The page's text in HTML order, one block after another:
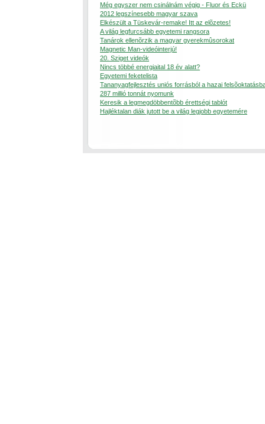
Még egyszer nem csinálnám végig - Fluor és Eckü
2012 legszínesebb magyar szava
Elkészült a Tüskevár-remake! Itt az elõzetes!
A világ legfurcsább egyetemi rangsora
Tanárok ellenõrzik a magyar gyerekmûsorokat
Magnetic Man-videóinterjú!
20. Sziget videók
Nincs többé energiaital 18 év alatt?
Egyetemi feketelista
Tananyagfejlesztés uniós forrásból a hazai
287 millió tonnát nyomunk
Keresik a legmegdöbbentõbb érettségi tablót
Hajléktalan diák jutott be a világ legjobb egyetemére